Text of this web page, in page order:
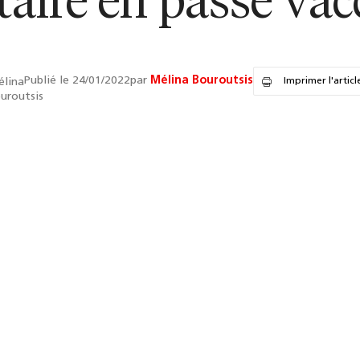
Publié le 24/01/2022par Mélina Bouroutsis Imprimer